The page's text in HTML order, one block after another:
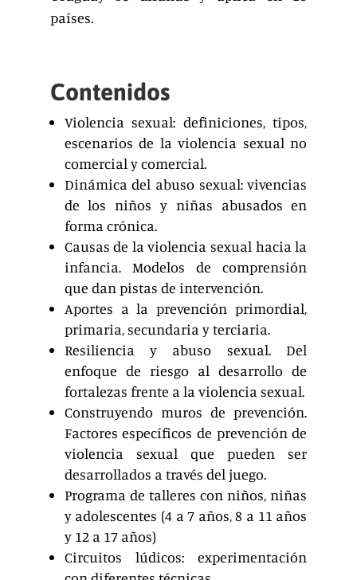
países.
Contenidos
Violencia sexual: definiciones, tipos,
escenarios de la violencia sexual no
comercial y comercial.
Dinámica del abuso sexual: vivencias
de los niños y niñas abusados en
forma crónica.
Causas de la violencia sexual hacia la
infancia. Modelos de comprensión
que dan pistas de intervención.
Aportes a la prevención primordial,
primaria, secundaria y terciaria.
Resiliencia y abuso sexual. Del
enfoque de riesgo al desarrollo de
fortalezas frente a la violencia sexual.
Construyendo muros de prevención.
Factores específicos de prevención de
violencia sexual que pueden ser
desarrollados a través del juego.
Programa de talleres con niños, niñas
y adolescentes (4 a 7 años, 8 a 11 años
y 12 a 17 años)
Circuitos lúdicos: experimentación